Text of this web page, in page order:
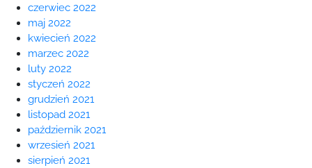
czerwiec 2022
maj 2022
kwiecień 2022
marzec 2022
luty 2022
styczeń 2022
grudzień 2021
listopad 2021
październik 2021
wrzesień 2021
sierpień 2021